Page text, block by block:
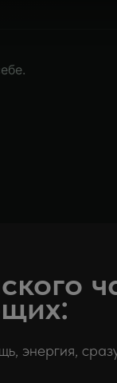
энергия,